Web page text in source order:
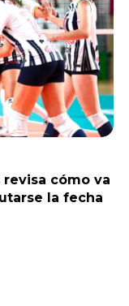
revisa cómo va
la fecha